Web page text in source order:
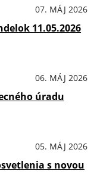
07. MÁJ 2026
11.05.2026
06. MÁJ 2026
úradu
05. MÁJ 2026
s novou